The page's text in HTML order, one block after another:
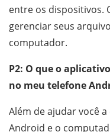
entre os dispositivos.
gerenciar seus
computador.
P2: O que o
no meu telefone
Além de ajudar você
Android e o